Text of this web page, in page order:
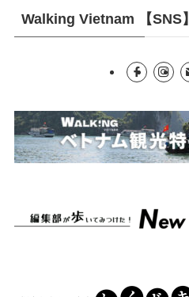
Walking Vietnam 【SNS】